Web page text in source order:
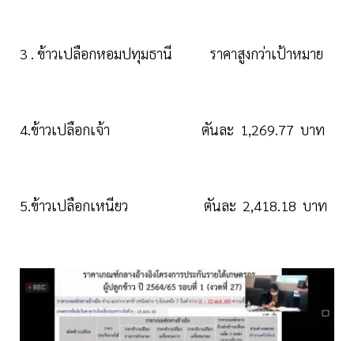
3 . ข้าวเปลือกหอมปทุมธานี ราคาสูงกว่าเป้าหมาย
4.ข้าวเปลือกเจ้า ตันละ 1,269.77 บาท
5.ข้าวเปลือกเหนียว ตันละ 2,418.18 บาท